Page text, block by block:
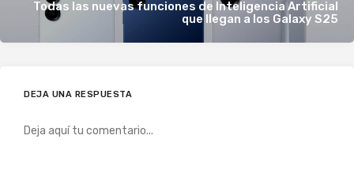
Todas las nuevas funciones de Inteligencia Artificial
que llegan a los Galaxy S25
DEJA UNA RESPUESTA